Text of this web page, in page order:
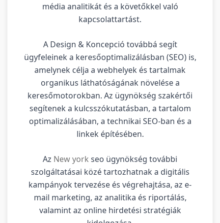
média analitikát és a követőkkel való
kapcsolattartást.
A Design & Koncepció továbbá segít
ügyfeleinek a keresőoptimalizálásban (SEO) is,
amelynek célja a webhelyek és tartalmak
organikus láthatóságának növelése a
keresőmotorokban. Az ügynökség szakértői
segítenek a kulcsszókutatásban, a tartalom
optimalizálásában, a technikai SEO-ban és a
linkek építésében.
Az New york seo ügynökség további
szolgáltatásai közé tartozhatnak a digitális
kampányok tervezése és végrehajtása, az e-
mail marketing, az analitika és riportálás,
valamint az online hirdetési stratégiák